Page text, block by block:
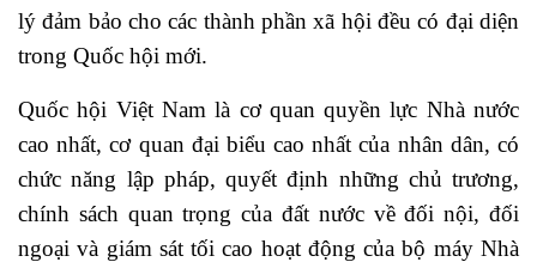
lý đảm bảo cho các thành phần xã hội đều có đại diện
trong Quốc hội mới.
Quốc hội Việt Nam là cơ quan quyền lực Nhà nước
cao nhất, cơ quan đại biểu cao nhất của nhân dân, có
chức năng lập pháp, quyết định những chủ trương,
chính sách quan trọng của đất nước về đối nội, đối
ngoại và giám sát tối cao hoạt động của bộ máy Nhà